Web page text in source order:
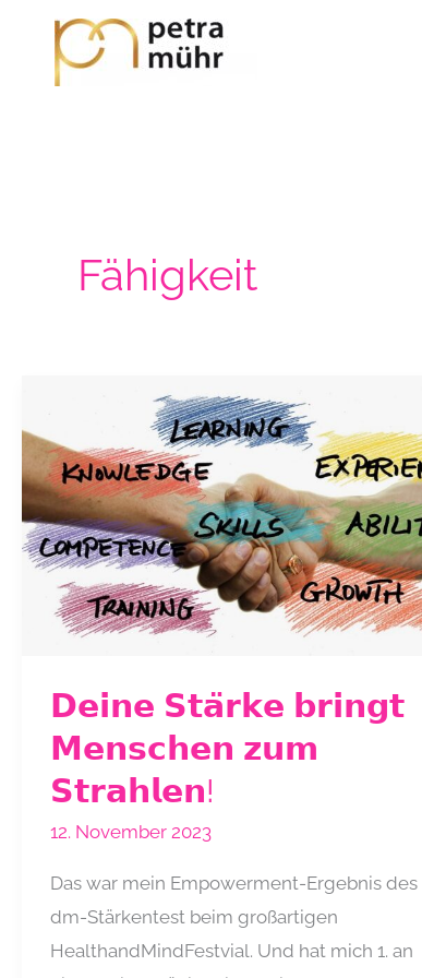
springen
Fähigkeit
𝗗𝗲𝗶𝗻𝗲 𝗦𝘁𝗮̈𝗿𝗸𝗲 𝗯𝗿𝗶𝗻𝗴𝘁
𝗠𝗲𝗻𝘀𝗰𝗵𝗲𝗻 𝘇𝘂𝗺
𝗦𝘁𝗿𝗮𝗵𝗹𝗲𝗻!
12. November 2023
Das war mein Empowerment-Ergebnis des
dm-Stärkentest beim großartigen
HealthandMindFestvial. Und hat mich 1. an